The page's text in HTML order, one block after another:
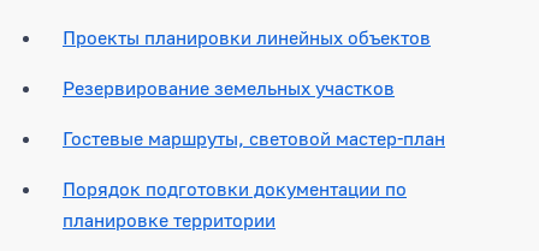
Проекты планировки линейных объектов
Резервирование земельных участков
Гостевые маршруты, световой мастер-план
Порядок подготовки документации по
планировке территории